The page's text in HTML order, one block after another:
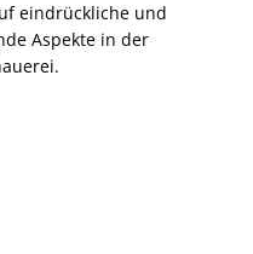
eindrückliche und
Aspekte in der